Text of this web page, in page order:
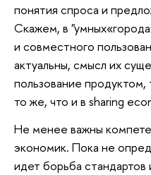
понятия спроса и
Скажем, в
и совместного
актуальны, смысл их
пользование
то же, что и в sharing
Не менее важны
экономик. Пока не
идет борьба